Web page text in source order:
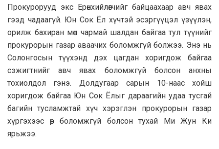
Прокурорууд экс Ерөнхийлөгчийг байцаахаар авч явах
гээд чадаагүй. Юн Сок Ёл хүчтэй эсэргүүцэл үзүүлэн,
орилж бахиран мөн чармай шалдан байгаа тул түүнийг
прокурорын газар аваачих боломжгүй болжээ. Энэ нь
Солонгосын түүхэнд дэх цагдан хоригдож байгаа
сэжигтнийг авч явах боломжгүй болсон анхны
тохиолдол гэнэ. Долдугаар сарын 10-наас хойш
хоригдож байгаа Юн Сок Ёлыг дараагийн удаа тусгай
багийн тусламжтай хүч хэрэглэн прокурорын газар
хүргэхээс өөр боломжгүй болсон тухай Ми Жун Ки
ярьжээ.